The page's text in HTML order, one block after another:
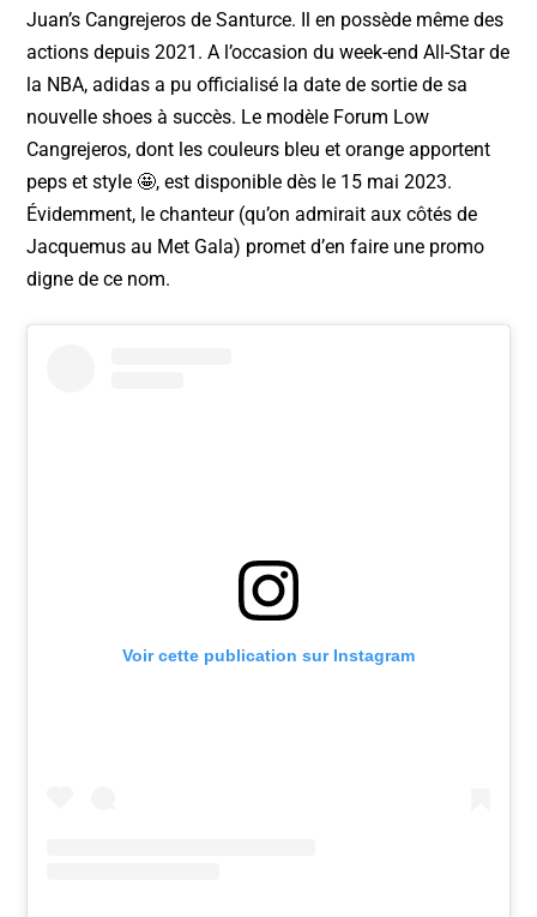
Juan’s Cangrejeros de Santurce. Il en possède même des
actions depuis 2021. A l’occasion du week-end All-Star de
la NBA, adidas a pu officialisé la date de sortie de sa
nouvelle shoes à succès. Le modèle Forum Low
Cangrejeros, dont les couleurs bleu et orange apportent
peps et style 🤩, est disponible dès le 15 mai 2023.
Évidemment, le chanteur (qu’on admirait aux côtés de
Jacquemus au Met Gala) promet d’en faire une promo
digne de ce nom.
Voir cette publication sur Instagram